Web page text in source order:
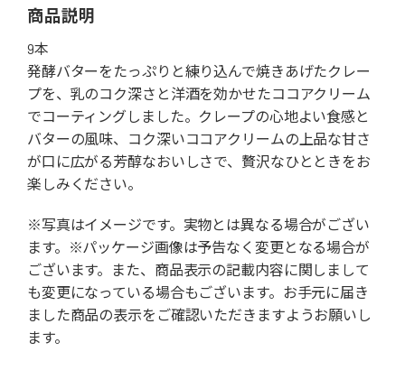
商品説明
9本
発酵バターをたっぷりと練り込んで焼きあげたクレー
プを、乳のコク深さと洋酒を効かせたココアクリーム
でコーティングしました。クレープの心地よい食感と
バターの風味、コク深いココアクリームの上品な甘さ
が口に広がる芳醇なおいしさで、贅沢なひとときをお
楽しみください。
※写真はイメージです。実物とは異なる場合がござい
ます。※パッケージ画像は予告なく変更となる場合が
ございます。また、商品表示の記載内容に関しまして
も変更になっている場合もございます。お手元に届き
ました商品の表示をご確認いただきますようお願いし
ます。